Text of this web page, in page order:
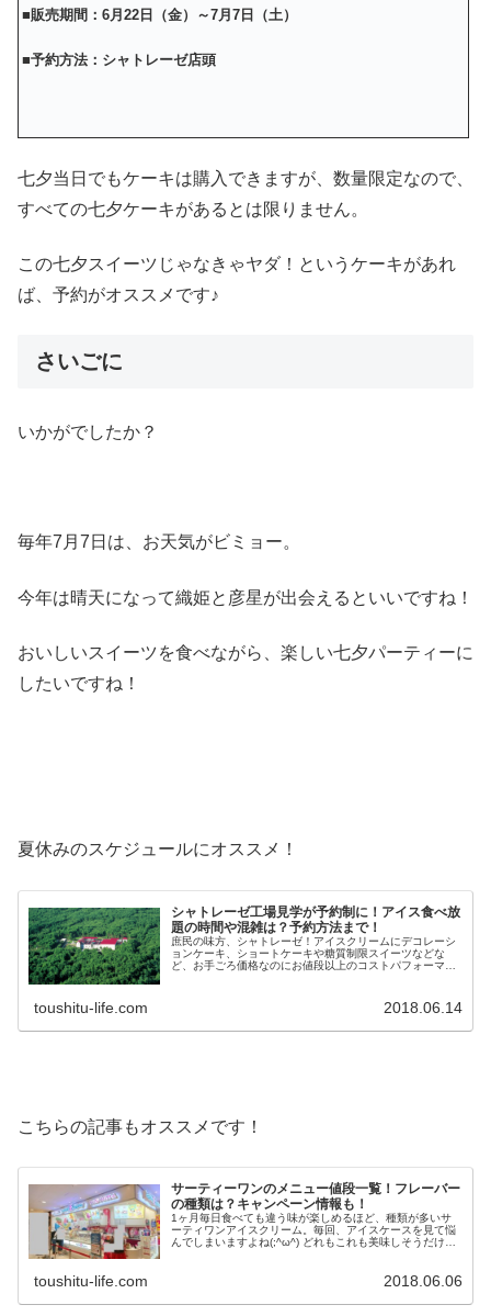
■販売期間：6月22日（金）～7月7日（土）
■予約方法：シャトレーゼ店頭
七夕当日でもケーキは購入できますが、数量限定なので、
すべての七夕ケーキがあるとは限りません。
この七夕スイーツじゃなきゃヤダ！というケーキがあれ
ば、予約がオススメです♪
さいごに
いかがでしたか？
毎年7月7日は、お天気がビミョー。
今年は晴天になって織姫と彦星が出会えるといいですね！
おいしいスイーツを食べながら、楽しい七夕パーティーに
したいですね！
夏休みのスケジュールにオススメ！
シャトレーゼ工場見学が予約制に！アイス食べ放
題の時間や混雑は？予約方法まで！
庶民の味方、シャトレーゼ！アイスクリームにデコレーシ
ョンケーキ、ショートケーキや糖質制限スイーツなどな
ど、お手ごろ価格なのにお値段以上のコストパフォーマン
toushitu-life.com 2018.06.14
こちらの記事もオススメです！
サーティーワンのメニュー値段一覧！フレーバー
の種類は？キャンペーン情報も！
1ヶ月毎日食べても違う味が楽しめるほど、種類が多いサ
ーティワンアイスクリーム。毎回、アイスケースを見て悩
んでしまいますよね(;^ω^) どれもこれも美味しそうだけ
toushitu-life.com 2018.06.06